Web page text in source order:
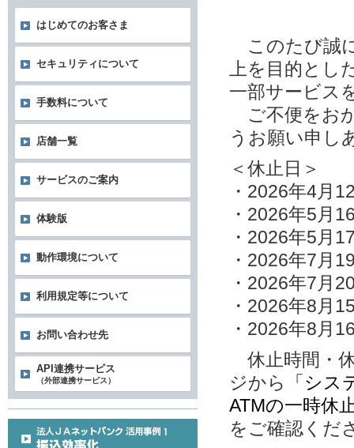
このたび誠
上を目的とし
一部サービス
ご不便をお
うお願い申し
＜休止日＞
・2026年4
・2026年5月
・2026年5月
・2026年7月
・2026年7月
・2026年8月
・2026年8月
休止時間・
ジから
「シ
ATMの一時休
をご確認くだ
はじめてのお客さま
セキュリティについて
手数料について
店舗一覧
サービスのご案内
体験版
動作環境について
利用規定等について
お問い合わせ先
API連携サービス
（外部連携サービス）